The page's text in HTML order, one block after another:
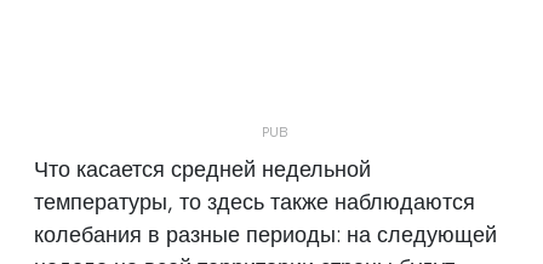
Что касается средней недельной
температуры, то здесь также наблюдаются
колебания в разные периоды: на следующей